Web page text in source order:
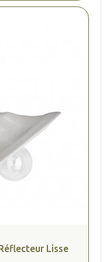
Lisse